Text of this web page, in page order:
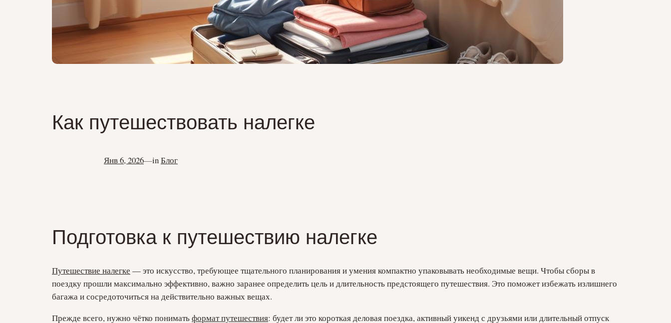
Как путешествовать налегке
Янв 6, 2026—inБлог
Подготовка к путешествию налегке
Путешествие налегке — это искусство, требующее тщательного планирования и умения компактно упаковывать необходимые вещи. Чтобы сборы в
поездку прошли максимально эффективно, важно заранее определить цель и длительность предстоящего путешествия. Это поможет избежать излишнего
багажа и сосредоточиться на действительно важных вещах.
Прежде всего, нужно чётко пониматьформат путешествия: будет ли это короткая деловая поездка, активный уикенд с друзьями или длительный отпуск